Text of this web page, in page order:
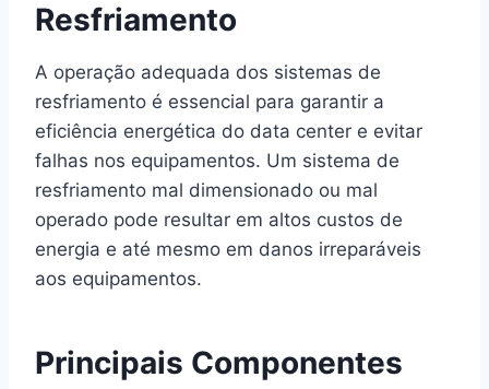
Resfriamento
A operação adequada dos sistemas de
resfriamento é essencial para garantir a
eficiência energética do data center e evitar
falhas nos equipamentos. Um sistema de
resfriamento mal dimensionado ou mal
operado pode resultar em altos custos de
energia e até mesmo em danos irreparáveis
aos equipamentos.
Principais Componentes